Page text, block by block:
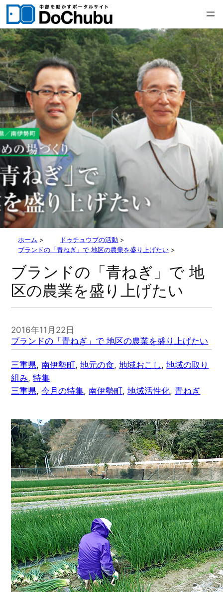
内
を
ス
キ
ッ
プ
ホーム > ドゥチュウブの活動 >
ブランドの「青ねぎ」で 地区の農業を盛り上げたい >
ブランドの「青ねぎ」で 地
区の農業を盛り上げたい
2016年11月22日
ブランドの「青ねぎ」で 地区の農業を盛り上げたい
三重県, 南伊勢町, 地元の食, 地域おこし, 地域の取り
組み, 特集
三重県, 今月の特集, 南伊勢町, 地域活性化, 青ねぎ